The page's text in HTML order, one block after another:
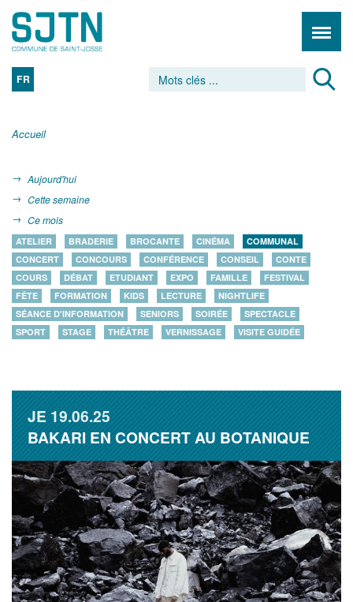
FR
Accueil
Aujourd'hui
Cette semaine
Ce mois
ATELIER BRADERIE BROCANTE CINÉMA
COMMUNAL
CONCERT
CONCOURS CONFÉRENCE CONSEIL
CONTE
COURS
DÉBAT ETUDIANT EXPO FAMILLE
FESTIVAL
FÊTE
FORMATION KIDS LECTURE
NIGHTLIFE
SÉANCE D'INFORMATION
SENIORS SOIRÉE
SPECTACLE
SPORT
STAGE THÉÂTRE VERNISSAGE VISITE GUIDÉE
JE19.06.25
BAKARI EN CONCERT AU BOTANIQUE